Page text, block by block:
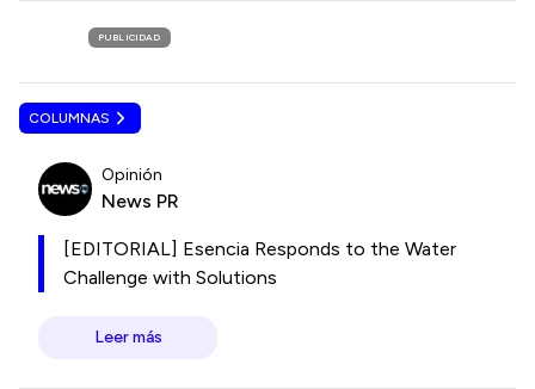
PUBLICIDAD
COLUMNAS
Opinión
News PR
[EDITORIAL] Esencia Responds to the Water
Challenge with Solutions
Leer más